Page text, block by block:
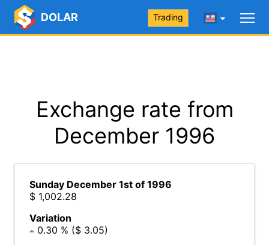
DOLAR Trading
Exchange rate from
December 1996
Sunday December 1st of 1996
$ 1,002.28
Variation
0.30 % ($ 3.05)